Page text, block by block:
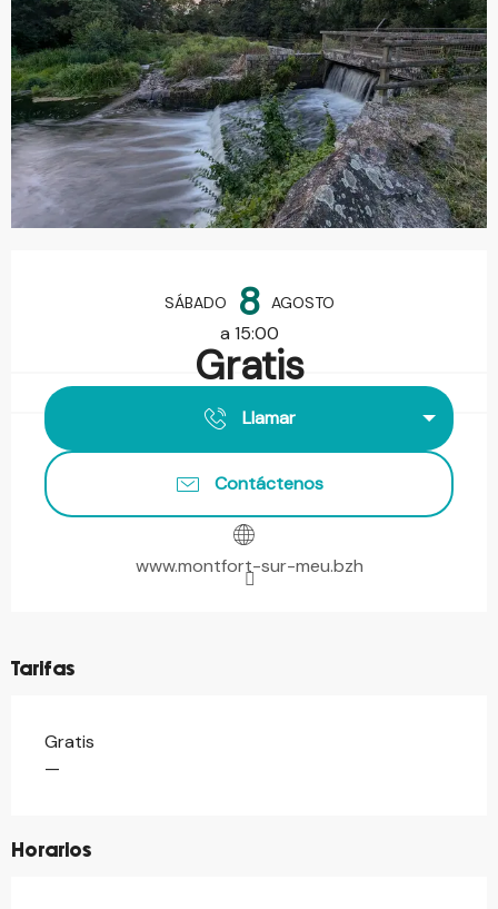
SÁBADO 8 AGOSTO
a 15:00
Gratis
Llamar
Contáctenos
www.montfort-sur-meu.bzh
Tarifas
Gratis
—
Horarios